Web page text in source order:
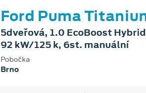
Ford Puma
5dveřová, 1.0 EcoBoost
92 kW/125 k, 6st. manuální
Pobočka
Brno